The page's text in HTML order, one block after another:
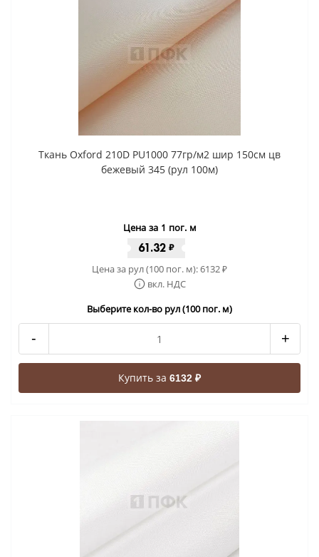
Ткань Oxford 210D PU1000 77гр/м2 шир 150см цв
бежевый 345 (рул 100м)
Цена за 1 пог. м
61.32 ₽
Цена за рул (100 пог. м):6132₽
вкл. НДС
Выберите кол-во рул (100 пог. м)
- +
Купить за 6132 ₽